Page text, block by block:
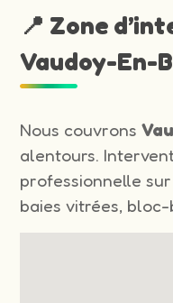
📍 Zone
Vaudoy-En-
Nous couvrons
alentours.
professionnelle
baies vitrées, bloc-